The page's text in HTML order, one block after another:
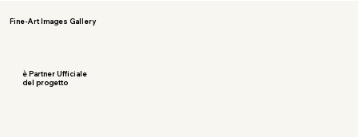
Fine-Art Images Gallery
è Partner Ufficiale
del progetto